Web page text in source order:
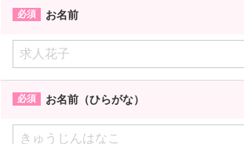
お名前
お名前（ひらがな）